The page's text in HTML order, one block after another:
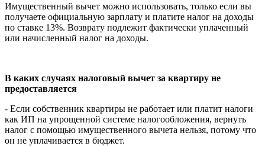
Имущественный вычет можно использовать, только если вы
получаете официальную зарплату и платите налог на доходы
по ставке 13%. Возврату подлежит фактически уплаченный
или начисленный налог на доходы.
В каких случаях налоговый вычет за квартиру не
предоставляется
- Если собственник квартиры не работает или платит налоги
как ИП на упрощенной системе налогообложения, вернуть
налог с помощью имущественного вычета нельзя, потому что
он не уплачивается в бюджет.